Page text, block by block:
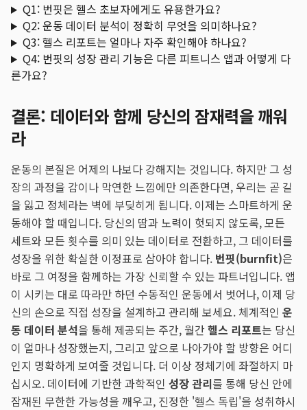
Q1: 번핏은 헬스 초보자에게도 유용한가요?
Q2: 운동 데이터 분석이 정확히 무엇을 의미하나요?
Q3: 헬스 리포트는 얼마나 자주 확인해야 하나요?
Q4: 번핏의 성장 관리 기능은 다른 피트니스 앱과 어떻게 다
른가요?
결론: 데이터와 함께 당신의 잠재력을 깨워
라
운동의 본질은 어제의 나보다 강해지는 것입니다. 하지만 그 성
장의 과정을 감이나 막연한 느낌에만 의존한다면, 우리는 곧 길
을 잃고 정체라는 벽에 부딪히게 됩니다. 이제는 스마트하게 운
동해야 할 때입니다. 당신의 땀과 노력이 헛되지 않도록, 모든
세트와 모든 횟수를 의미 있는 데이터로 전환하고, 그 데이터를
성장을 위한 확실한 이정표로 삼아야 합니다. 번핏(burnfit)은
바로 그 여정을 함께하는 가장 신뢰할 수 있는 파트너입니다. 앱
이 시키는 대로 따라만 하던 수동적인 운동에서 벗어나, 이제 당
신의 손으로 직접 성장을 설계하고 관리해 보세요. 체계적인 운
동 데이터 분석을 통해 제공되는 주간, 월간헬스 리포트는 당신
이 얼마나 성장했는지, 그리고 앞으로 나아가야 할 방향은 어디
인지 명확하게 보여줄 것입니다. 더 이상 정체기에 좌절하지 마
십시오. 데이터에 기반한 과학적인 성장 관리를 통해 당신 안에
잠재된 무한한 가능성을 깨우고, 진정한 '헬스 독립'을 성취하시